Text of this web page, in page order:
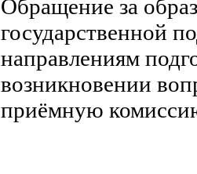
Обращение за
государственной
направлениям
возникновении
приёмную